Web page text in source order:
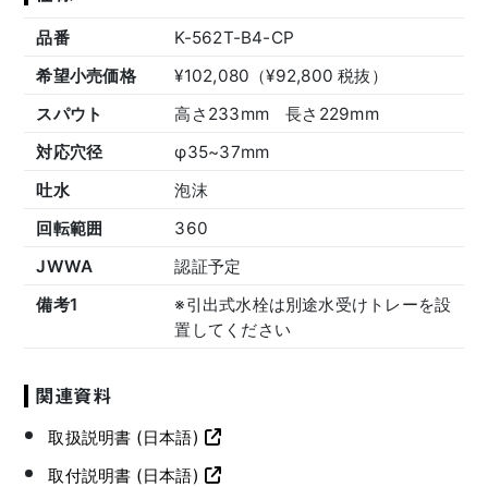
品番
K-562T-B4-CP
希望小売価格
¥102,080（¥92,800 税抜）
スパウト
高さ233mm 長さ229mm
対応穴径
φ35~37mm
吐水
泡沫
回転範囲
360
JWWA
認証予定
備考1
※引出式水栓は別途水受けトレーを設
置してください
関連資料
取扱説明書 (日本語)
取付説明書 (日本語)